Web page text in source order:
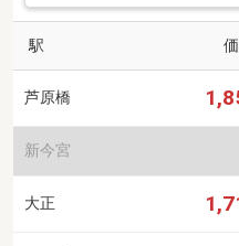
駅
芦原橋
新今宮
大正